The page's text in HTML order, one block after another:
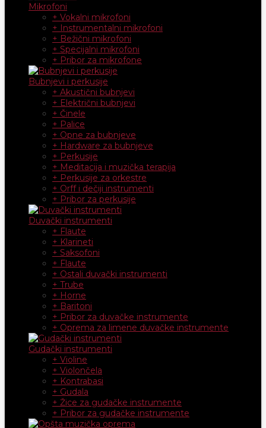
Mikrofoni
+ Vokalni mikrofoni
+ Instrumentalni mikrofoni
+ Bežični mikrofoni
+ Specijalni mikrofoni
+ Pribor za mikrofone
Bubnjevi i perkusije
+ Akustični bubnjevi
+ Električni bubnjevi
+ Činele
+ Palice
+ Opne za bubnjeve
+ Hardware za bubnjeve
+ Perkusije
+ Meditacija i muzička terapija
+ Perkusije za orkestre
+ Orff i dečiji instrumenti
+ Pribor za perkusije
Duvački instrumenti
+ Flaute
+ Klarineti
+ Saksofoni
+ Flaute
+ Ostali duvački instrumenti
+ Trube
+ Horne
+ Baritoni
+ Pribor za duvačke instrumente
+ Oprema za limene duvačke instrumente
Gudački instrumenti
+ Violine
+ Violončela
+ Kontrabasi
+ Gudala
+ Žice za gudačke instrumente
+ Pribor za gudačke instrumente